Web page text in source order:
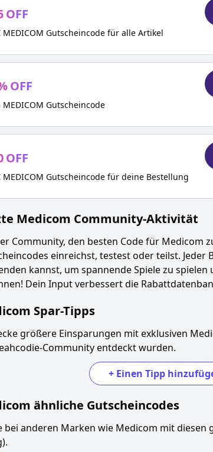
OFF
MEDICOM Gutscheincode für alle Artikel
OFF
MEDICOM Gutscheincode
OFF
MEDICOM Gutscheincode für deine Bestellung
Medicom Community-Aktivität
Community, den besten Code für Medicom
einreichst, testest oder teilst. Jeder
kannst, um spannende Spiele zu spielen
Dein Input verbessert die
Spar-Tipps
größere Einsparungen mit exklusiven
Community entdeckt wurden.
+ Einen Tipp
ähnliche Gutscheincodes
bei anderen Marken wie Medicom mit diesen